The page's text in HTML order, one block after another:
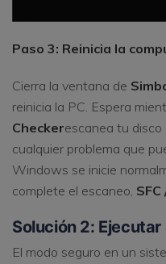
Paso 3: Reinicia la
Cierra la ventana de
reinicia la PC. Espera
Checkerescanea tu
cualquier problema que
Windows se inicie
complete el escaneo,
Solución 2:
El modo seguro en un